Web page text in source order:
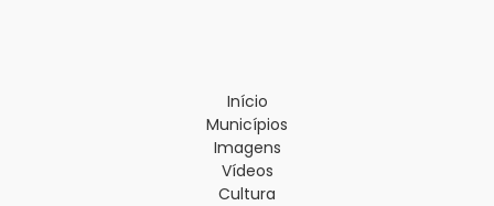
Início
Municípios
Imagens
Vídeos
Cultura